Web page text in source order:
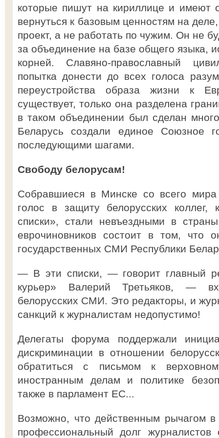
которые пишут на кириллице и имеют
вернуться к базовым ценностям на
проект, а не работать по чужим. Он не
за объединение на базе общего языка,
корней. Славяно-православный
попытка донести до всех голоса
переустройства образа жизни к
существует, только она разделена
в таком объединении был сделан
Беларусь создали единое Союзное
последующими шагами.
Свободу белорусам!
Собравшиеся в Минске со всего
голос в защиту белорусских
списки», стали невъездными в
еврочиновников состоит в том, что
государственных СМИ Республики
— В эти списки, — говорит главный
курьер» Валерий Третьяков, —
белорусских СМИ. Это редакторы, и
санкций к журналистам недопустимо!
Делегаты форума поддержали
дискриминации в отношении
обратиться с письмом к
иностранным делам и политике
также в парламент ЕС...
Возможно, что действенным рычагом
профессиональный долг